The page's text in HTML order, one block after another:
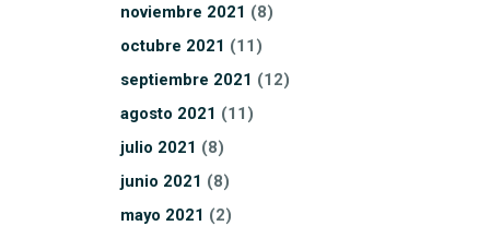
noviembre 2021 (8)
octubre 2021 (11)
septiembre 2021 (12)
agosto 2021 (11)
julio 2021 (8)
junio 2021 (8)
mayo 2021 (2)